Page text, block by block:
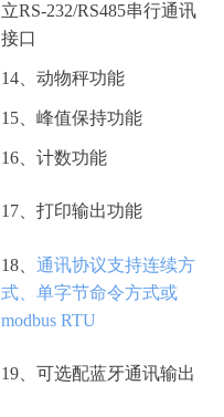
立RS-232/RS485串行通讯
接口
14、动物秤功能
15、峰值保持功能
16、计数功能
17、打印输出功能
18、 通讯协议支持连续方
式、单字节命令方式或
modbus RTU
19、可选配蓝牙通讯输出